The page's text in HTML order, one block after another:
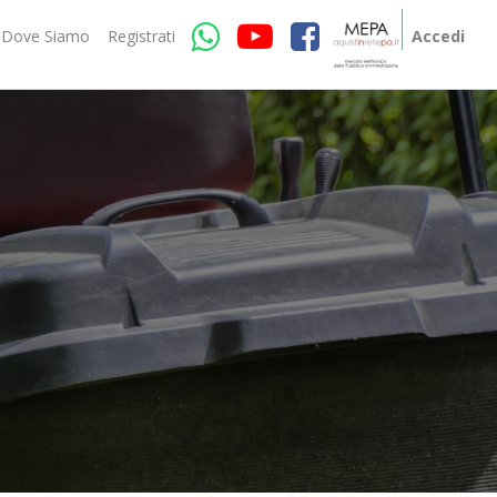
Dove Siamo Registrati Accedi